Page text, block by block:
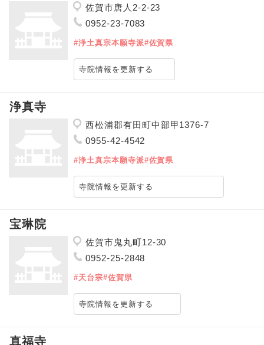
佐賀市唐人2-2-23
0952-23-7083
#浄土真宗本願寺派#佐賀県
寺院情報を更新する
浄真寺
西松浦郡有田町中部甲1376-7
0955-42-4542
#浄土真宗本願寺派#佐賀県
寺院情報を更新する
宝琳院
佐賀市鬼丸町12-30
0952-25-2848
#天台宗#佐賀県
寺院情報を更新する
真福寺